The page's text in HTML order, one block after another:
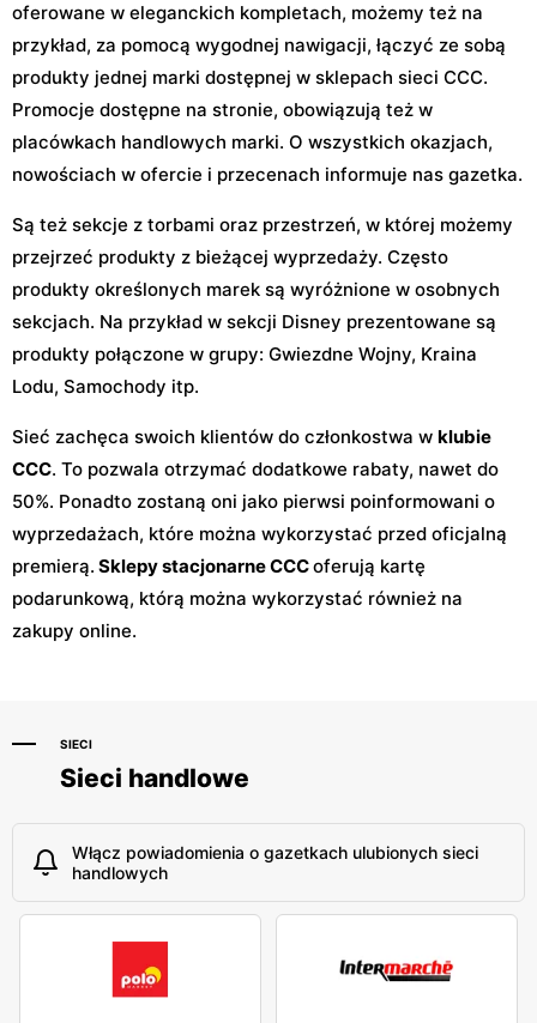
oferowane w eleganckich kompletach, możemy też na
przykład, za pomocą wygodnej nawigacji, łączyć ze sobą
produkty jednej marki dostępnej w sklepach sieci CCC.
Promocje dostępne na stronie, obowiązują też w
placówkach handlowych marki. O wszystkich okazjach,
nowościach w ofercie i przecenach informuje nas gazetka.
Są też sekcje z torbami oraz przestrzeń, w której możemy
przejrzeć produkty z bieżącej wyprzedaży. Często
produkty określonych marek są wyróżnione w osobnych
sekcjach. Na przykład w sekcji Disney prezentowane są
produkty połączone w grupy: Gwiezdne Wojny, Kraina
Lodu, Samochody itp.
Sieć zachęca swoich klientów do członkostwa w klubie
CCC. To pozwala otrzymać dodatkowe rabaty, nawet do
50%. Ponadto zostaną oni jako pierwsi poinformowani o
wyprzedażach, które można wykorzystać przed oficjalną
premierą. Sklepy stacjonarne CCCoferują kartę
podarunkową, którą można wykorzystać również na
zakupy online.
SIECI
Sieci handlowe
Włącz powiadomienia o gazetkach ulubionych sieci
handlowych